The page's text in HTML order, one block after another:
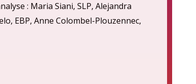
: Maria Siani, SLP, Alejandra
EBP, Anne Colombel-Plouzennec,